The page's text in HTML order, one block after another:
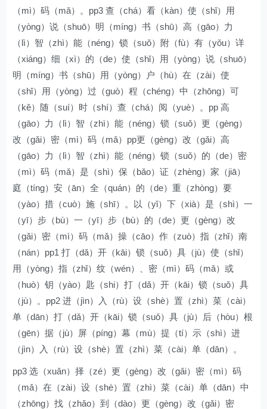
（mì）码（mǎ）。pp3 查（chá）看（kàn）使（shǐ）用
（yòng）说（shuō）明（míng）书（shū）高（gāo）力
（lì）智（zhì）能（néng）锁（suǒ）附（fù）有（yǒu）详
（xiáng）细（xì）的（de）使（shǐ）用（yòng）说（shuō）
明（míng）书（shū）用（yòng）户（hù）在（zài）使
（shǐ）用（yòng）过（guò）程（chéng）中（zhōng）可
（kě）随（suí）时（shí）查（chá）阅（yuè）。pp 高
（gāo）力（lì）智（zhì）能（néng）锁（suǒ）更（gèng）
改（gǎi）密（mì）码（mǎ）pp更（gèng）改（gǎi）高
（gāo）力（lì）智（zhì）能（néng）锁（suǒ）的（de）密
（mì）码（mǎ）是（shì）保（bǎo）证（zhèng）家（jiā）
庭（tíng）安（ān）全（quán）的（de）重（zhòng）要
（yào）措（cuò）施（shī）。以（yǐ）下（xià）是（shì）一
（yī）步（bù）一（yī）步（bù）的（de）更（gèng）改
（gǎi）密（mì）码（mǎ）操（cāo）作（zuò）指（zhǐ）南
（nán）pp1 打（dǎ）开（kāi）锁（suǒ）具（jù）使（shǐ）
用（yòng）指（zhǐ）纹（wén）、密（mì）码（mǎ）或
（huò）钥（yào）匙（shi）打（dǎ）开（kāi）锁（suǒ）具
（jù）。pp2 进（jìn）入（rù）设（shè）置（zhì）菜（cài）
单（dān）打（dǎ）开（kāi）锁（suǒ）具（jù）后（hòu）根
（gēn）据（jù）屏（píng）幕（mù）提（tí）示（shì）进
（jìn）入（rù）设（shè）置（zhì）菜（cài）单（dān）。
pp3 选（xuǎn）择（zé）更（gèng）改（gǎi）密（mì）码
（mǎ）在（zài）设（shè）置（zhì）菜（cài）单（dān）中
（zhōng）找（zhǎo）到（dào）更（gèng）改（gǎi）密